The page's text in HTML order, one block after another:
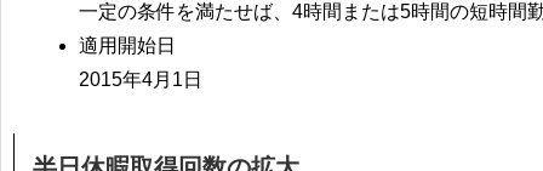
一定の条件を満たせば、4時間または5時間の短時間
適用開始日
2015年4月1日